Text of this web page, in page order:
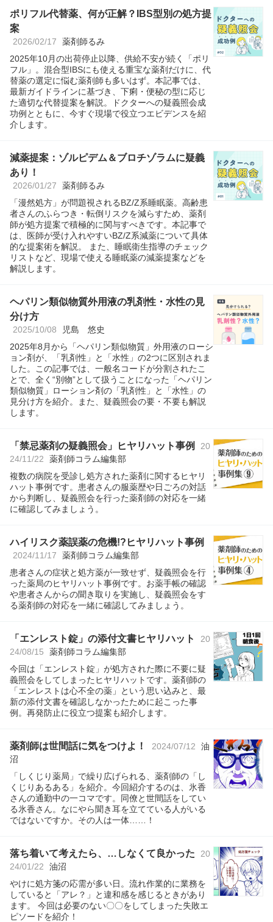
ポリフル代替薬、何が正解？IBS型別の処方提
案
2026/02/17 薬剤師るみ
2025年10月の出荷停止以降、供給不安が続く「ポリ
フル」。混合型IBSにも使える重宝な薬剤だけに、代
替薬の選定に悩む薬剤師も多いはず。本記事では、
最新ガイドラインに基づき、下痢・便秘の型に応じ
た適切な代替提案を解説。ドクターへの疑義照会成
功例とともに、今すぐ現場で役立つエビデンスを紹
介します。
減薬提案：ゾルピデム＆ブロチゾラムに疑義
あり！
2026/01/27 薬剤師るみ
「漫然処方」が問題視されるBZ/Z系睡眠薬。高齢患
者さんのふらつき・転倒リスクを減らすため、薬剤
師が処方提案で積極的に関与すべきです。本記事で
は、医師が受け入れやすいBZ/Z系減薬について具体
的な提案術を解説。 また、睡眠衛生指導のチェック
リストなど、現場で使える睡眠薬の減薬提案などを
解説します。
ヘパリン類似物質外用液の乳剤性・水性の見
分け方
2025/10/08 児島 悠史
2025年8月から「ヘパリン類似物質」外用液のローシ
ョン剤が、「乳剤性」と「水性」の2つに区別されま
した。この記事では、一般名コードが分割されたこ
とで、全く“別物”として扱うことになった「ヘパリン
類似物質」ローション剤の「乳剤性」と「水性」の
見分け方を紹介。また、疑義照会の要・不要も解説
します。
「禁忌薬剤の疑義照会」ヒヤリハット事例
20
24/11/22
薬剤師コラム編集部
複数の病院を受診し処方された薬剤に関するヒヤリ
ハット事例です。患者さんの服薬歴や日ごろの対話
から判断し、疑義照会を行った薬剤師の対応を一緒
に確認してみましょう。
ハイリスク薬誤薬の危機!?ヒヤリハット事例
2024/11/17 薬剤師コラム編集部
患者さんの症状と処方薬が一致せず、疑義照会を行
った薬局のヒヤリハット事例です。お薬手帳の確認
や患者さんからの聞き取りを実施し、疑義照会をす
る薬剤師の対応を一緒に確認してみましょう。
「エンレスト錠」の添付文書ヒヤリハット
20
24/08/15
薬剤師コラム編集部
今回は「エンレスト錠」が処方された際に不要に疑
義照会をしてしまったヒヤリハットです。薬剤師の
「エンレストは心不全の薬」という思い込みと、最
新の添付文書を確認しなかったために起こった事
例。再発防止に役立つ提案も紹介します。
薬剤師は世間話に気をつけよ！ 2024/07/12
油
沼
「しくじり薬局」で繰り広げられる、薬剤師の「し
くじりあるある」を紹介。今回紹介するのは、氷香
さんの通勤中の一コマです。同僚と世間話をしてい
る氷香さん。なにやら聞き耳を立てている人がいる
ではないですか。その人は一体……！
落ち着いて考えたら、…しなくて良かった
20
24/01/22
油沼
やけに処方箋の応需が多い日。流れ作業的に業務を
していると「アレ？」と違和感を感じるときがあり
ます。 今回は必要のない〇〇をしてしまった失敗エ
ピソードを紹介！